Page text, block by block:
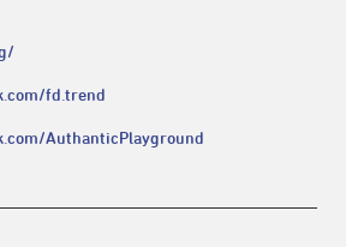
fd.trend
AuthanticPlayground